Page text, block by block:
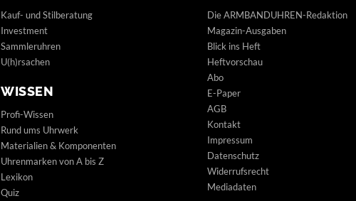
Kauf- und Stilberatung
Investment
Sammleruhren
U(h)rsachen
WISSEN
Profi-Wissen
Rund ums Uhrwerk
Materialien & Komponenten
Uhrenmarken von A bis Z
Lexikon
Quiz
Die ARMBANDUHREN-Redaktion
Magazin-Ausgaben
Blick ins Heft
Heftvorschau
Abo
E-Paper
AGB
Kontakt
Impressum
Datenschutz
Widerrufsrecht
Mediadaten